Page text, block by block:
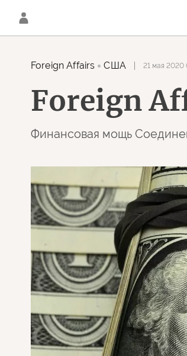
Foreign Affairs США 21 мая 2020
Foreign
Финансовая мощь